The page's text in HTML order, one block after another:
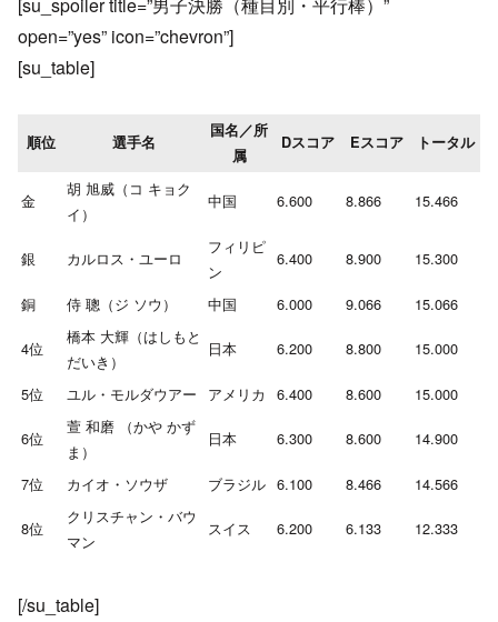
open=”yes” icon=”chevron”]
[su_table]
順位 選手名
国名／所
属
Dスコア Eスコア トータル
金
胡 旭威（コ キョク
イ）
中国 6.600 8.866 15.466
銀 カルロス・ユーロ
フィリピ
ン
6.400 8.900 15.300
銅 侍 聰（ジ ソウ） 中国 6.000 9.066 15.066
4位
橋本 大輝（はしもと
だいき）
日本 6.200 8.800 15.000
5位 ユル・モルダウアー アメリカ 6.400 8.600 15.000
6位
萱 和磨 （かや かず
ま）
日本 6.300 8.600 14.900
7位 カイオ・ソウザ ブラジル 6.100 8.466 14.566
8位
クリスチャン・バウ
マン
スイス 6.200 6.133 12.333
[/su_table]